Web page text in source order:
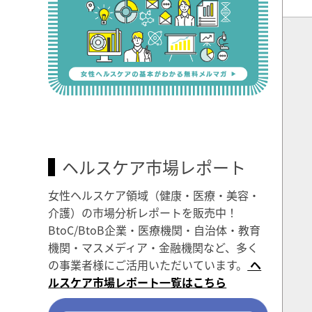
ヘルスケア市場レポート
女性ヘルスケア領域（健康・医療・美容・
介護）の市場分析レポートを販売中！
BtoC/BtoB企業・医療機関・自治体・教育
機関・マスメディア・金融機関など、多く
の事業者様にご活用いただいています。 ヘ
ルスケア市場レポート一覧はこちら